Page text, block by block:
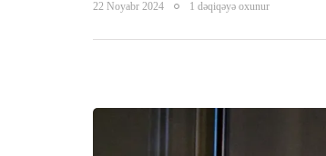
22 Noyabr 2024 1 dəqiqəyə oxunur